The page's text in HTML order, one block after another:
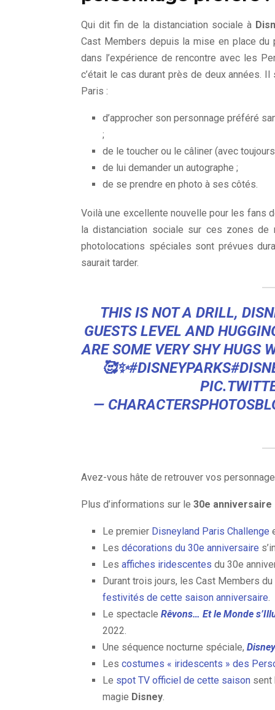
Qui dit fin de la distanciation sociale à
Cast Members depuis la mise en place
dans l’expérience de rencontre avec les
c’était le cas durant près de deux années.
Paris :
d’approcher son personnage préféré
;
de le toucher ou le câliner (avec
de lui demander un autographe ;
de se prendre en photo à ses côtés.
Voilà une excellente nouvelle pour les fans
la distanciation sociale sur ces zones de
photolocations spéciales sont prévues
saurait tarder.
THIS IS NOT A DRILL,
GUESTS LEVEL AND
ARE SOME VERY SHY HUGS
🥰✨#DISNEYPARKS
—
Avez-vous hâte de retrouver vos
Plus d’informations sur le 30e anniversaire
Le premier Disneyland Paris Challenge
Les décorations du 30e anniversaire
Les affiches iridescentes du 30e
Durant trois jours, les Cast Members
festivités de cette saison anniversaire.
Le spectacle Rêvons… Et le Monde
2022.
Une séquence nocturne spéciale,
Les costumes « iridescents » des
Le spot TV officiel de cette saison sent
magie Disney.